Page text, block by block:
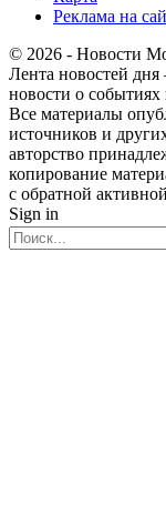
Реклама на
© 2026 - Новости
Лента новостей
новости о
Все материалы
источников и
авторство
копирование
с обратной
Sign in